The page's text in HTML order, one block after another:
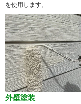
を使用します。
外壁塗装